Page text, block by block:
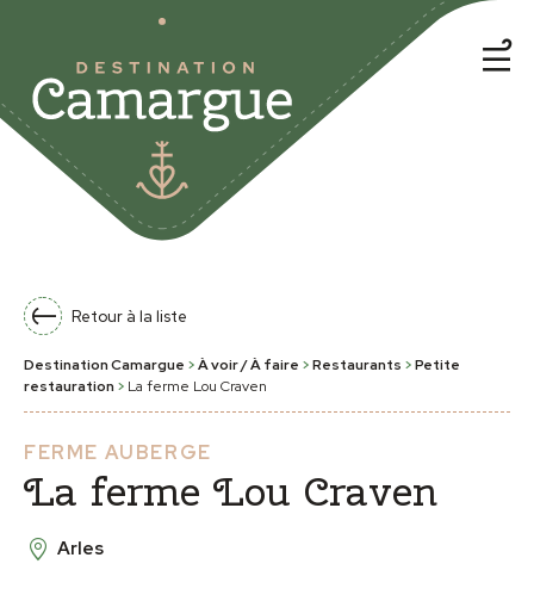
Retour à la liste
Destination Camargue >À voir / À faire >Restaurants >Petite
restauration > La ferme Lou Craven
FERME AUBERGE
La ferme Lou Craven
Arles